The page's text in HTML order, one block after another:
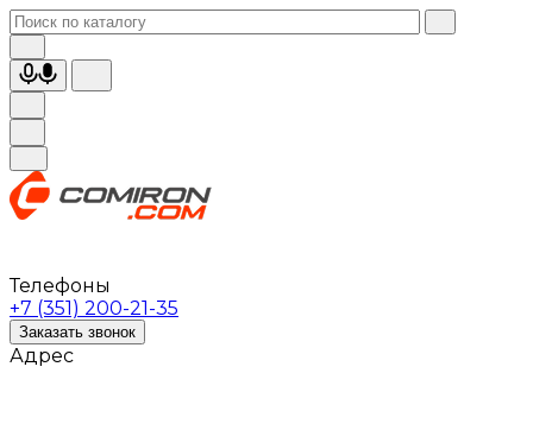
Телефоны
+7 (351) 200-21-35
Заказать звонок
Адрес